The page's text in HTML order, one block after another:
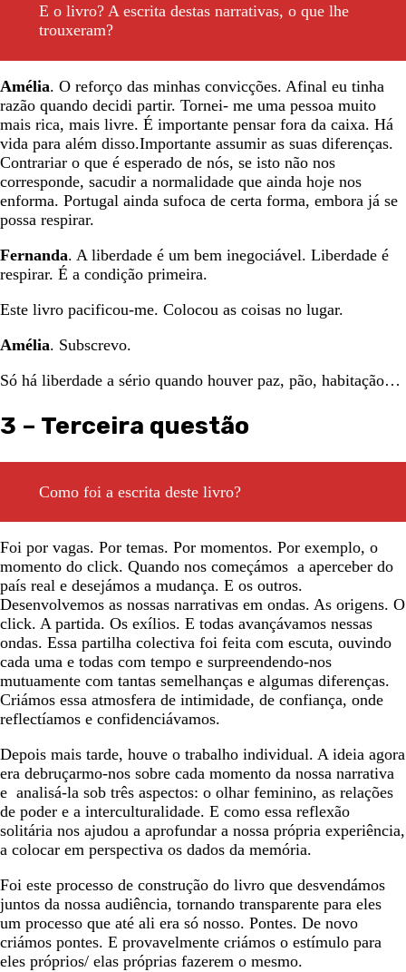
E o livro? A escrita destas narrativas, o que lhe
trouxeram?
Amélia. O reforço das minhas convicções. Afinal eu tinha
razão quando decidi partir. Tornei- me uma pessoa muito
mais rica, mais livre. É importante pensar fora da caixa. Há
vida para além disso.Importante assumir as suas diferenças.
Contrariar o que é esperado de nós, se isto não nos
corresponde, sacudir a normalidade que ainda hoje nos
enforma. Portugal ainda sufoca de certa forma, embora já se
possa respirar.
Fernanda. A liberdade é um bem inegociável. Liberdade é
respirar. É a condição primeira.
Este livro pacificou-me. Colocou as coisas no lugar.
Amélia. Subscrevo.
Só há liberdade a sério quando houver paz, pão, habitação…
3 – Terceira questão
Como foi a escrita deste livro?
Foi por vagas. Por temas. Por momentos. Por exemplo, o
momento do click. Quando nos começámos a aperceber do
país real e desejámos a mudança. E os outros.
Desenvolvemos as nossas narrativas em ondas. As origens. O
click. A partida. Os exílios. E todas avançávamos nessas
ondas. Essa partilha colectiva foi feita com escuta, ouvindo
cada uma e todas com tempo e surpreendendo-nos
mutuamente com tantas semelhanças e algumas diferenças.
Criámos essa atmosfera de intimidade, de confiança, onde
reflectíamos e confidenciávamos.
Depois mais tarde, houve o trabalho individual. A ideia agora
era debruçarmo-nos sobre cada momento da nossa narrativa
e analisá-la sob três aspectos: o olhar feminino, as relações
de poder e a interculturalidade. E como essa reflexão
solitária nos ajudou a aprofundar a nossa própria experiência,
a colocar em perspectiva os dados da memória.
Foi este processo de construção do livro que desvendámos
juntos da nossa audiência, tornando transparente para eles
um processo que até ali era só nosso. Pontes. De novo
criámos pontes. E provavelmente criámos o estímulo para
eles próprios/ elas próprias fazerem o mesmo.